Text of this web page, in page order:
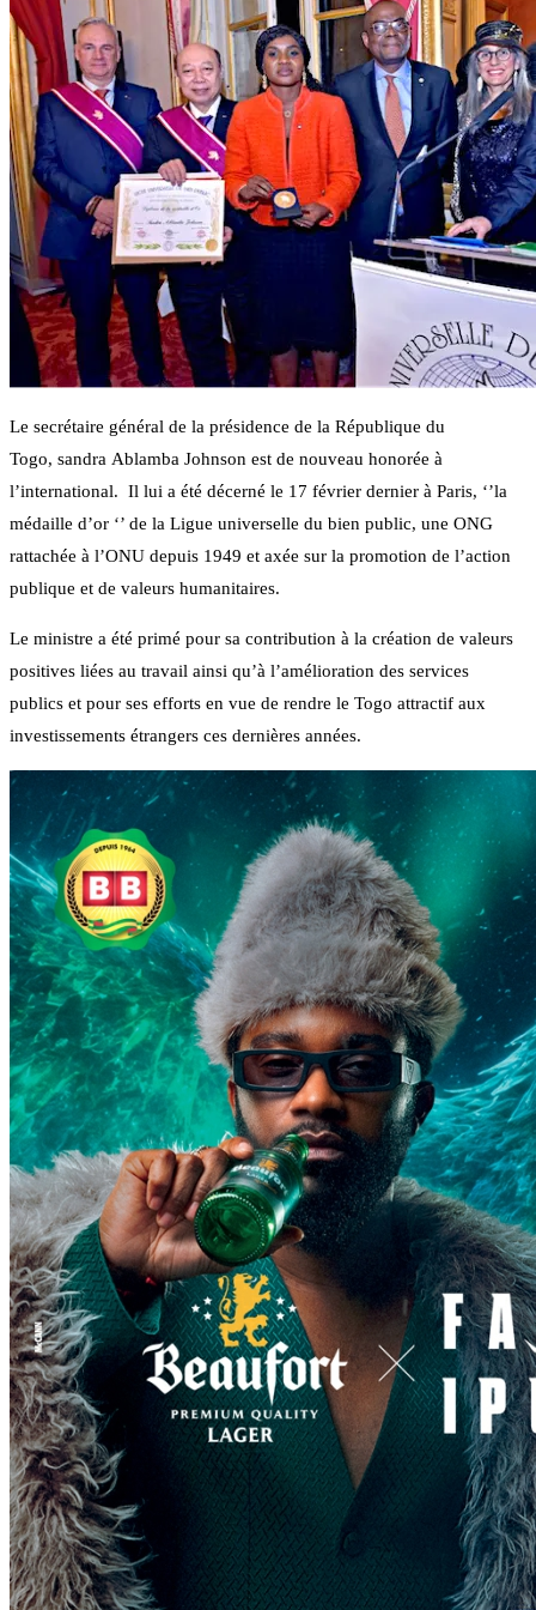
Le secrétaire général de la présidence de la République du
Togo, sandra Ablamba Johnson est de nouveau honorée à
l’international. Il lui a été décerné le 17 février dernier à Paris, ‘’la
médaille d’or ‘’ de la Ligue universelle du bien public, une ONG
rattachée à l’ONU depuis 1949 et axée sur la promotion de l’action
publique et de valeurs humanitaires.
Le ministre a été primé pour sa contribution à la création de valeurs
positives liées au travail ainsi qu’à l’amélioration des services
publics et pour ses efforts en vue de rendre le Togo attractif aux
investissements étrangers ces dernières années.